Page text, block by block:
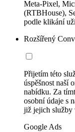
Meta-Pixel,
(RTBHouse),
podle klikání
Rozšířený
Přijetím této
úspěšnost naší
nabídku. Za
osobní údaje s
již jejich služby
Google Ads